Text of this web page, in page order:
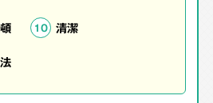
10 清潔